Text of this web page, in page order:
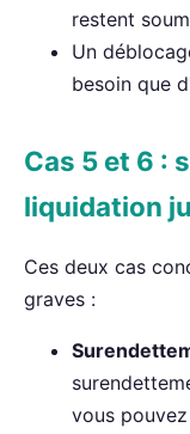
restent
Un
besoin que
Cas 5 et 6 :
liquidation
Ces deux cas
graves :
vous